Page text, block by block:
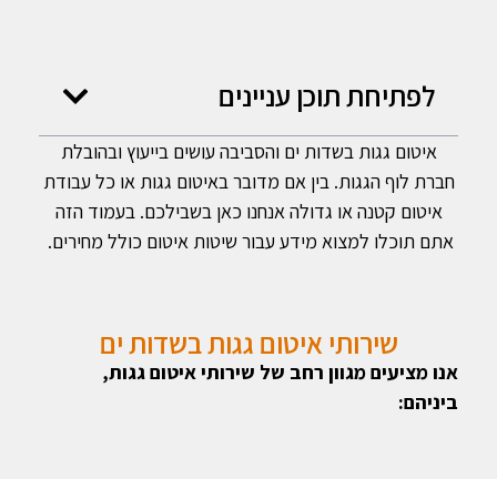
לפתיחת תוכן עניינים
איטום גגות בשדות ים והסביבה עושים בייעוץ ובהובלת
חברת לוף הגגות. בין אם מדובר באיטום גגות או כל עבודת
איטום קטנה או גדולה אנחנו כאן בשבילכם. בעמוד הזה
אתם תוכלו למצוא מידע עבור שיטות איטום כולל מחירים.
שירותי איטום גגות בשדות ים
אנו מציעים מגוון רחב של שירותי איטום גגות,
ביניהם: